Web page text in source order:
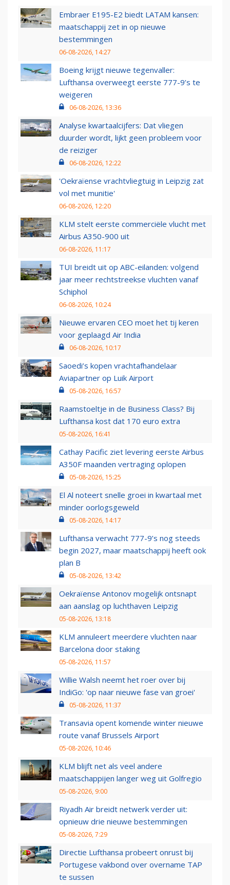
Embraer E195-E2 biedt LATAM kansen:
maatschappij zet in op nieuwe
bestemmingen
06-08-2026, 14:27
Boeing krijgt nieuwe tegenvaller:
Lufthansa overweegt eerste 777-9’s te
weigeren
06-08-2026, 13:36
Analyse kwartaalcijfers: Dat vliegen
duurder wordt, lijkt geen probleem voor
de reiziger
06-08-2026, 12:22
'Oekraïense vrachtvliegtuig in Leipzig zat
vol met munitie'
06-08-2026, 12:20
KLM stelt eerste commerciële vlucht met
Airbus A350-900 uit
06-08-2026, 11:17
TUI breidt uit op ABC-eilanden: volgend
jaar meer rechtstreekse vluchten vanaf
Schiphol
06-08-2026, 10:24
Nieuwe ervaren CEO moet het tij keren
voor geplaagd Air India
06-08-2026, 10:17
Saoedi’s kopen vrachtafhandelaar
Aviapartner op Luik Airport
05-08-2026, 16:57
Raamstoeltje in de Business Class? Bij
Lufthansa kost dat 170 euro extra
05-08-2026, 16:41
Cathay Pacific ziet levering eerste Airbus
A350F maanden vertraging oplopen
05-08-2026, 15:25
El Al noteert snelle groei in kwartaal met
minder oorlogsgeweld
05-08-2026, 14:17
Lufthansa verwacht 777-9’s nog steeds
begin 2027, maar maatschappij heeft ook
plan B
05-08-2026, 13:42
Oekraïense Antonov mogelijk ontsnapt
aan aanslag op luchthaven Leipzig
05-08-2026, 13:18
KLM annuleert meerdere vluchten naar
Barcelona door staking
05-08-2026, 11:57
Willie Walsh neemt het roer over bij
IndiGo: 'op naar nieuwe fase van groei'
05-08-2026, 11:37
Transavia opent komende winter nieuwe
route vanaf Brussels Airport
05-08-2026, 10:46
KLM blijft net als veel andere
maatschappijen langer weg uit Golfregio
05-08-2026, 9:00
Riyadh Air breidt netwerk verder uit:
opnieuw drie nieuwe bestemmingen
05-08-2026, 7:29
Directie Lufthansa probeert onrust bij
Portugese vakbond over overname TAP
te sussen